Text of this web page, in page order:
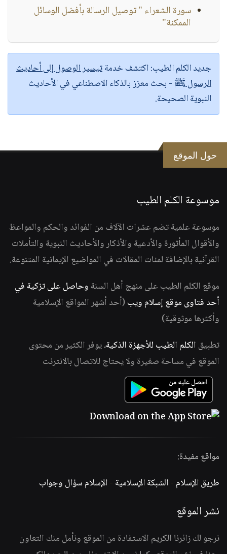
سورة الشعراء " توصيل الرسالة بأفضل الوسائل
الممكنة"
جديد الكلم الطيب:اكتشف خدمةتيسير الوصول إلى أحاديث
الرسول ﷺ - بحث معزز بالذكاء الاصطناعي في الأحاديث
النبوية الصحيحة.
حول الموقع
موسوعة الكلم الطيب
موسوعة علمية تضم عشرات الآلاف من الفوائد والحكم والمواعظ
والأقوال المأثورة والأدعية والأذكار والأحاديث النبوية والتأملات
القرآنية بالإضافة لمئات المقالات في المواضيع الإيمانية المتنوعة.
موقع الكلم الطيب على منهج أهل السنة وحاصل على تزكية في
أحد فتاوى موقع إسلام ويب (أحد أشهر المواقع الإسلامية
وأكثرها موثوقية)
تطبيق الكلم الطيب للأجهزة الذكية، يوفر الكثير من محتوى
الموقع في مساحة صغيرة ولا يحتاج للاتصال بالانترنت
مواقع مفيدة:
طريق الإسلام -الشبكة الإسلامية -الإسلام سؤال وجواب
نشر الموقع
نرجو لك زائرنا الكريم الاستفادة من الموقع ونأمل منك التعاون